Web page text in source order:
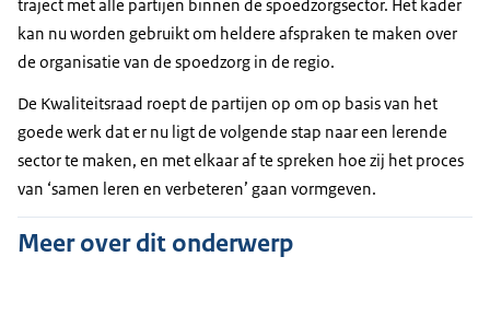
traject met alle partijen binnen de spoedzorgsector. Het kader
kan nu worden gebruikt om heldere afspraken te maken over
de organisatie van de spoedzorg in de regio.
De Kwaliteitsraad roept de partijen op om op basis van het
goede werk dat er nu ligt de volgende stap naar een lerende
sector te maken, en met elkaar af te spreken hoe zij het proces
van ‘samen leren en verbeteren’ gaan vormgeven.
Meer over dit onderwerp